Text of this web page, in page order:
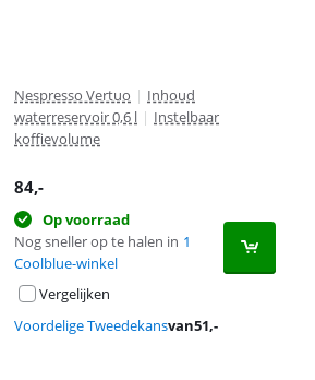
Nespresso Vertuo | Inhoud
waterreservoir 0,6 l | Instelbaar
koffievolume
84,-
Op voorraad
Nog sneller op te halen in 1
Coolblue-winkel
Vergelijken
Voordelige Tweedekansvan51,-